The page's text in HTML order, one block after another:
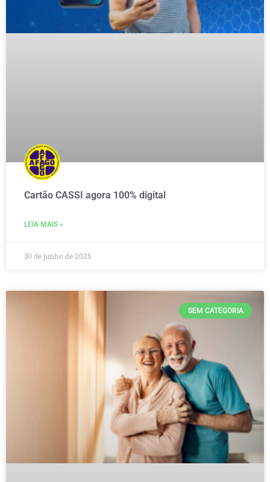
Cartão CASSI agora 100% digital
LEIA MAIS »
30 de junho de 2025
SEM CATEGORIA